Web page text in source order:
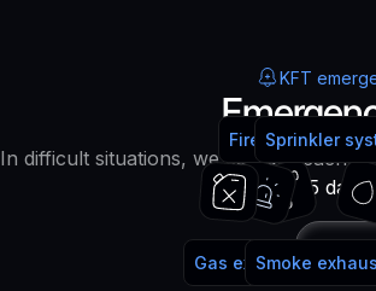
KFT
In difficult situations, we can be
365
Call
Fire
Fire alarm
Gas extinguishing
Sprinkler
Smoke